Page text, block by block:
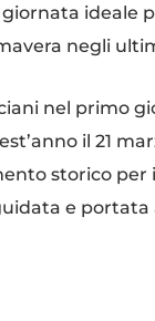
ideale
negli
nel primo
il 21
storico per
e